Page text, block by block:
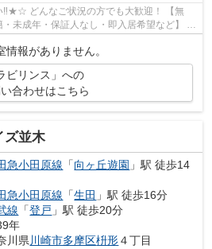
どんなご状況の方でも大歓迎！ 【無
未成年・保証人なし・即入居希望など】 ネ
します‼ ...
情報がありません。
ビリンス」への
合わせはこちら
ズ並木
急小田原線 「向ヶ丘遊園 」駅 徒歩14
急小田原線 「生田 」駅 徒歩16分
線 「登戸 」駅 徒歩20分
年
川県川崎市多摩区枡形４丁目